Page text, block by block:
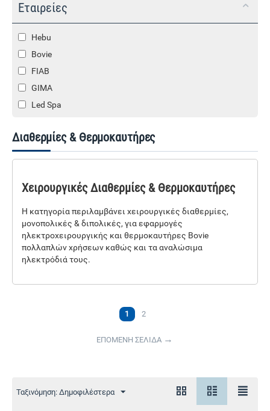
Εταιρείες
Hebu
Bovie
FIAB
GIMA
Led Spa
Διαθερμίες & Θερμοκαυτήρες
Χειρουργικές Διαθερμίες & Θερμοκαυτήρες
Η κατηγορία περιλαμβάνει χειρουργικές διαθερμίες,
μονοπολικές & διπολικές, για εφαρμογές
ηλεκτροχειρουργικής και θερμοκαυτήρες Bovie
πολλαπλών χρήσεων καθώς και τα αναλώσιμα
ηλεκτρόδιά τους.
1 2
ΕΠΟΜΕΝΗ ΣΕΛΙΔΑ
Ταξινόμηση: Δημοφιλέστερα